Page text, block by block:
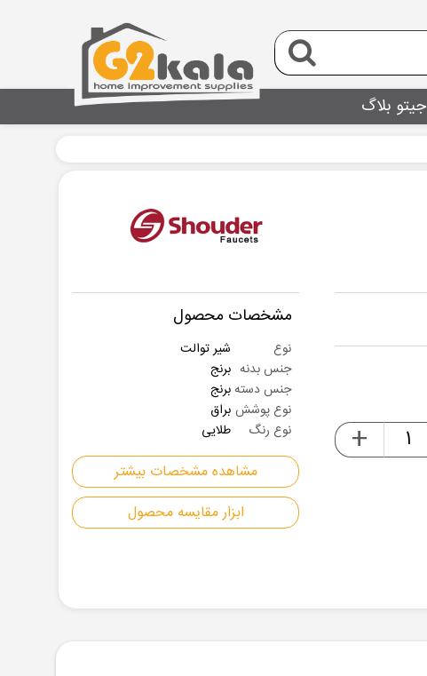
جیتو بلاگ
مشخصات محصول
نوع
شیر توالت
جنس بدنه برنج
جنس دستهبرنج
نوع پوشش براق
نوع رنگ
طلایی
مشاهده مشخصات بیشتر
ابزار مقایسه محصول
+